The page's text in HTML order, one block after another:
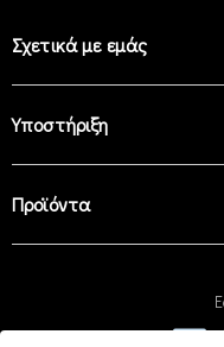
Σχετικά με εμάς
Υποστήριξη
Προϊόντα